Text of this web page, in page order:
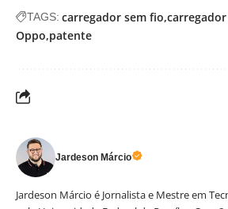
TAGS: carregador sem fio
Oppo patente
Jardeson Márcio
Jardeson Márcio é Jornalista e Mestre em